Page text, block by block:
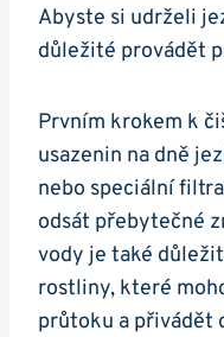
Abyste⁣ si udrželi
důležité provádět⁤
Prvním krokem k
usazenin na dně
nebo speciální
odsát přebytečné
vody je také
rostliny, které‌
průtoku⁣ a přivádět